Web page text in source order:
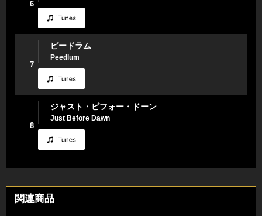
6
7
ピードラム
Peedlum
8
ジャスト・ビフォー・ドーン
Just Before Dawn
関連商品